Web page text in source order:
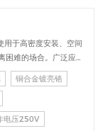
用于高密度安装、空间
困难的场合。广泛应用
设备、测试检测设
工业控制等场合的交
信号连接传输。
铜合金镀亮铬
电压250V